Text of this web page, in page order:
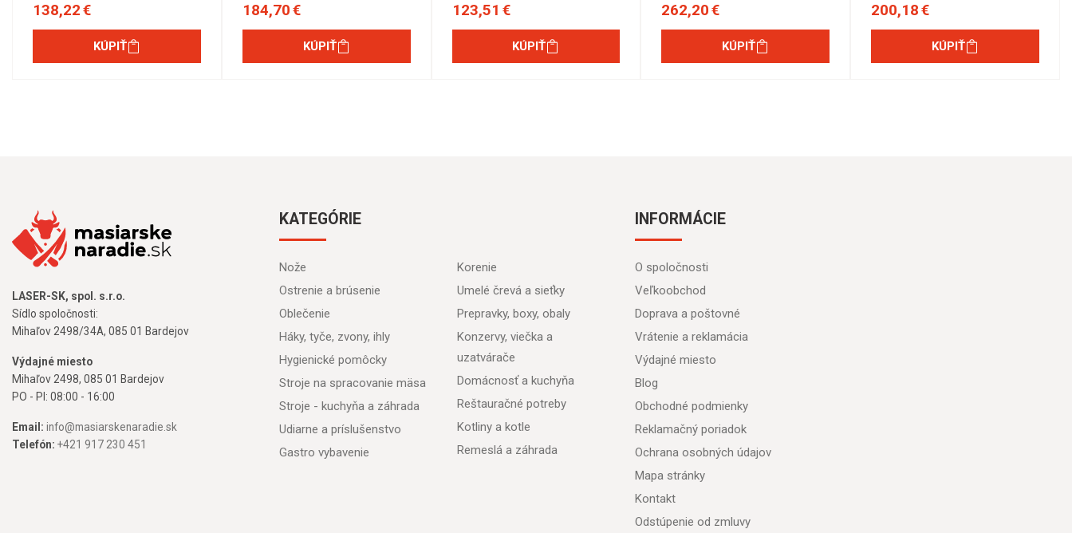
138,22 €
KÚPIŤ
184,70 €
KÚPIŤ
123,51 €
KÚPIŤ
262,20 €
KÚPIŤ
200,18 €
KÚPIŤ
LASER-SK, spol. s.r.o.
Sídlo spoločnosti:
Mihaľov 2498/34A, 085 01 Bardejov
Výdajné miesto
Mihaľov 2498, 085 01 Bardejov
PO - PI: 08:00 - 16:00
Email: info@masiarskenaradie.sk
Telefón: +421 917 230 451
KATEGÓRIE
Nože
Ostrenie a brúsenie
Oblečenie
Háky, tyče, zvony, ihly
Hygienické pomôcky
Stroje na spracovanie mäsa
Stroje - kuchyňa a záhrada
Udiarne a príslušenstvo
Gastro vybavenie
Korenie
Umelé črevá a sieťky
Prepravky, boxy, obaly
Konzervy, viečka a
uzatvárače
Domácnosť a kuchyňa
Reštauračné potreby
Kotliny a kotle
Remeslá a záhrada
INFORMÁCIE
O spoločnosti
Veľkoobchod
Doprava a poštovné
Vrátenie a reklamácia
Výdajné miesto
Blog
Obchodné podmienky
Reklamačný poriadok
Ochrana osobných údajov
Mapa stránky
Kontakt
Odstúpenie od zmluvy